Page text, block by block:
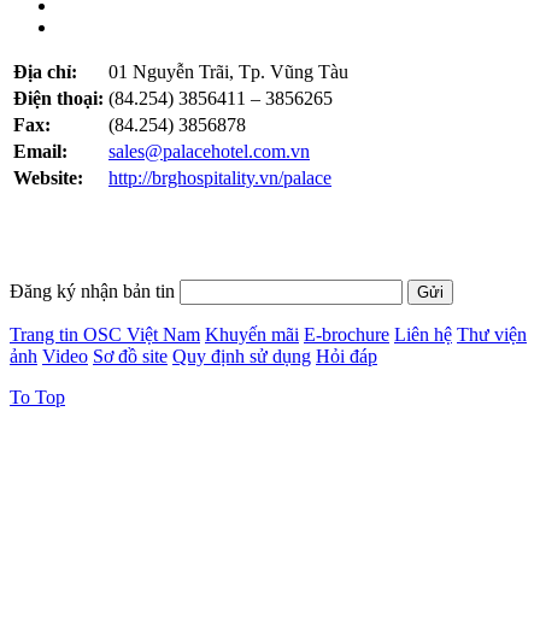
Địa chỉ:
01 Nguyễn Trãi, Tp. Vũng Tàu
Điện thoại: (84.254) 3856411 – 3856265
Fax:
(84.254) 3856878
Email:
sales@palacehotel.com.vn
Website:
http://brghospitality.vn/palace
Đăng ký nhận bản tin
Trang tin OSC Việt Nam Khuyến mãi E-brochure Liên hệ Thư viện
ảnh Video Sơ đồ site Quy định sử dụng Hỏi đáp
To Top